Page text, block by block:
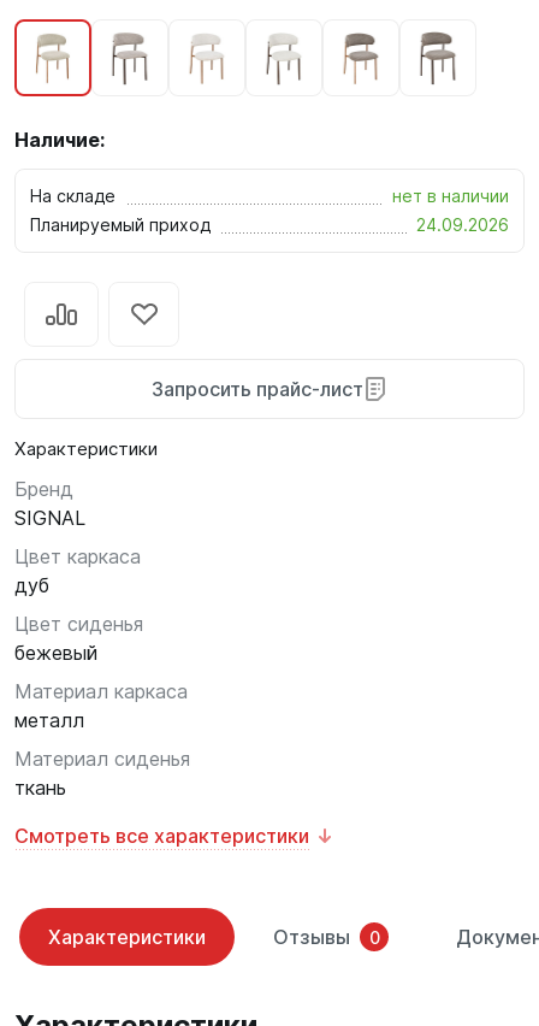
Характеристики
Бренд
SIGNAL
Цвет каркаса
дуб
Цвет сиденья
бежевый
Материал каркаса
металл
Материал сиденья
ткань
Смотреть все характеристики
Наличие:
На складе
нет в наличии
Планируемый приход
24.09.2026
Запросить прайс-лист
Характеристики Отзывы 0